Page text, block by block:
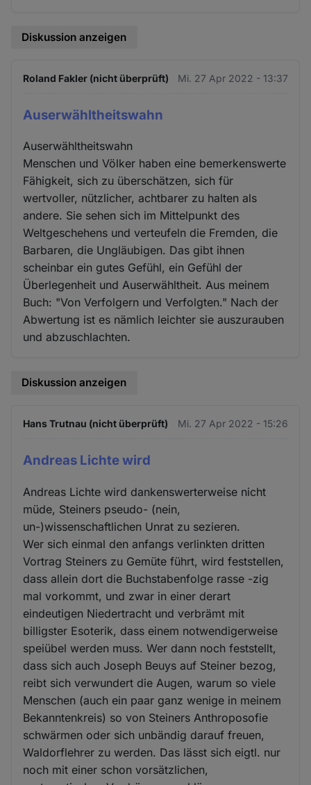
Diskussion anzeigen
Roland Fakler (nicht überprüft) Mi. 27 Apr 2022 - 13:37
Auserwähltheitswahn
Auserwähltheitswahn
Menschen und Völker haben eine bemerkenswerte
Fähigkeit, sich zu überschätzen, sich für
wertvoller, nützlicher, achtbarer zu halten als
andere. Sie sehen sich im Mittelpunkt des
Weltgeschehens und verteufeln die Fremden, die
Barbaren, die Ungläubigen. Das gibt ihnen
scheinbar ein gutes Gefühl, ein Gefühl der
Überlegenheit und Auserwähltheit. Aus meinem
Buch: "Von Verfolgern und Verfolgten." Nach der
Abwertung ist es nämlich leichter sie auszurauben
und abzuschlachten.
Diskussion anzeigen
Hans Trutnau (nicht überprüft) Mi. 27 Apr 2022 - 15:26
Andreas Lichte wird
Andreas Lichte wird dankenswerterweise nicht
müde, Steiners pseudo- (nein,
un-)wissenschaftlichen Unrat zu sezieren.
Wer sich einmal den anfangs verlinkten dritten
Vortrag Steiners zu Gemüte führt, wird feststellen,
dass allein dort die Buchstabenfolge rasse -zig
mal vorkommt, und zwar in einer derart
eindeutigen Niedertracht und verbrämt mit
billigster Esoterik, dass einem notwendigerweise
speiübel werden muss. Wer dann noch feststellt,
dass sich auch Joseph Beuys auf Steiner bezog,
reibt sich verwundert die Augen, warum so viele
Menschen (auch ein paar ganz wenige in meinem
Bekanntenkreis) so von Steiners Anthroposofie
schwärmen oder sich unbändig darauf freuen,
Waldorflehrer zu werden. Das lässt sich eigtl. nur
noch mit einer schon vorsätzlichen,